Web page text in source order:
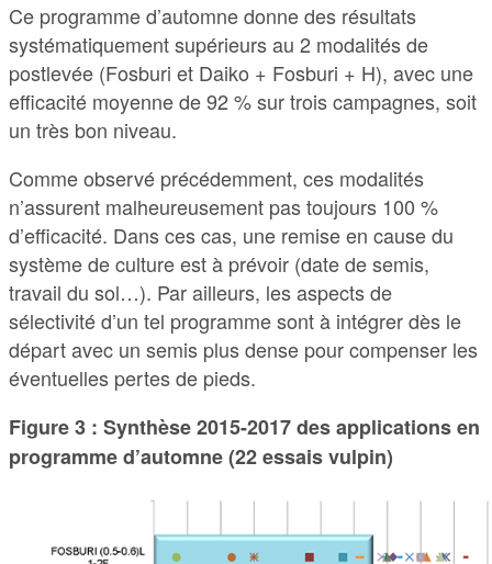
Ce programme d’automne donne des résultats
systématiquement supérieurs au 2 modalités de
postlevée (Fosburi et Daiko + Fosburi + H), avec une
efficacité moyenne de 92 % sur trois campagnes, soit
un très bon niveau.
Comme observé précédemment, ces modalités
n’assurent malheureusement pas toujours 100 %
d’efficacité. Dans ces cas, une remise en cause du
système de culture est à prévoir (date de semis,
travail du sol…). Par ailleurs, les aspects de
sélectivité d’un tel programme sont à intégrer dès le
départ avec un semis plus dense pour compenser les
éventuelles pertes de pieds.
Figure 3 : Synthèse 2015-2017 des applications en
programme d’automne (22 essais vulpin)